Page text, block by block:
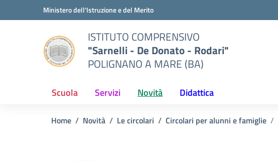
Vai ai contenuti
Vai al menu di navigazioneMinistero dell'Istruzione e del Merito
ISTITUTO COMPRENSIVO
"Sarnelli - De Donato - Rodari"
POLIGNANO A MARE (BA)
Scuola Servizi Novità Didattica
Home Novità Le circolari Circolari per alunni e famiglie